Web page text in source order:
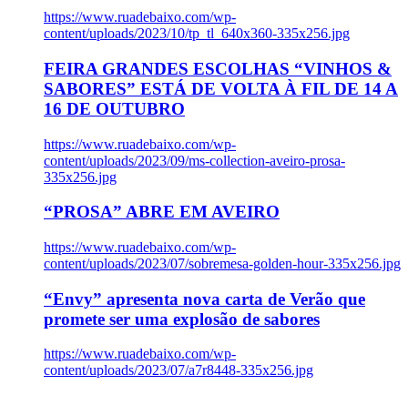
https://www.ruadebaixo.com/wp-
content/uploads/2023/10/tp_tl_640x360-335x256.jpg
FEIRA GRANDES ESCOLHAS “VINHOS &
SABORES” ESTÁ DE VOLTA À FIL DE 14 A
16 DE OUTUBRO
https://www.ruadebaixo.com/wp-
content/uploads/2023/09/ms-collection-aveiro-prosa-
335x256.jpg
“PROSA” ABRE EM AVEIRO
https://www.ruadebaixo.com/wp-
content/uploads/2023/07/sobremesa-golden-hour-335x256.jpg
“Envy” apresenta nova carta de Verão que
promete ser uma explosão de sabores
https://www.ruadebaixo.com/wp-
content/uploads/2023/07/a7r8448-335x256.jpg